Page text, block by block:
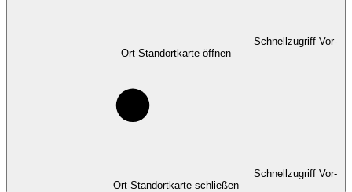
Schnellzugriff Vor-
Ort-Standortkarte öffnen
Schnellzugriff Vor-
Ort-Standortkarte schließen